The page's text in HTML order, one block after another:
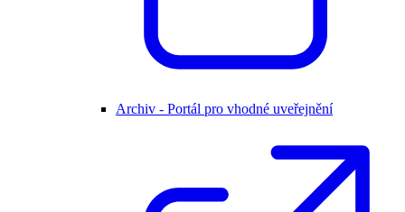
Archiv - Portál pro vhodné uveřejnění